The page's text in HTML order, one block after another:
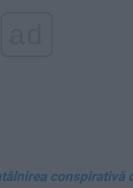
conspirativă